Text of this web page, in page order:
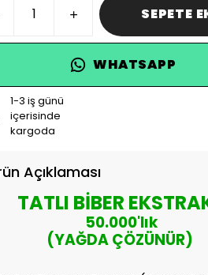
SEPETE
WHATSAPP
1-3 iş günü
içerisinde
kargoda
Açıklaması
TATLI BİBER
50.000'lık
(YAĞDA ÇÖZÜNÜR)